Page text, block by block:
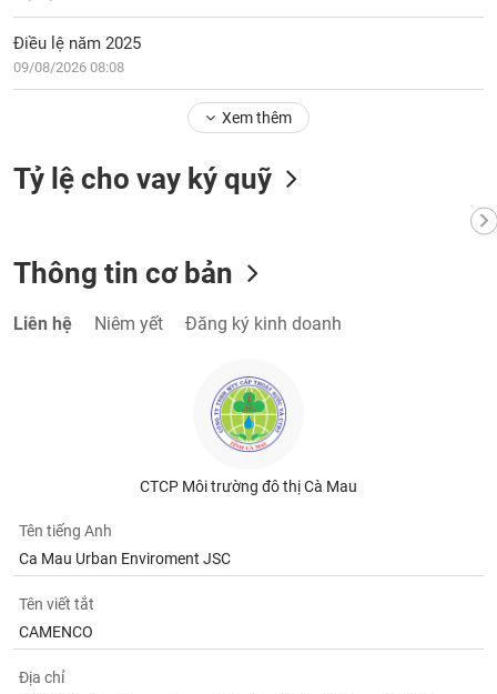
Điều lệ năm 2025
09/08/2026 08:08
Xem thêm
Tỷ lệ cho vay ký quỹ
Thông tin cơ bản
Liên hệ Niêm yết Đăng ký kinh doanh
CTCP Môi trường đô thị Cà Mau
Tên tiếng Anh
Ca Mau Urban Enviroment JSC
Tên viết tắt
CAMENCO
Địa chỉ